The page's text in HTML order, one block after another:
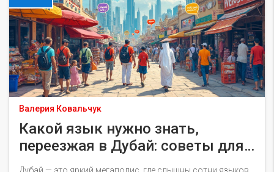
Валерия Ковальчук
Какой язык нужно знать,
переезжая в Дубай: советы для
туристов и жителей
Дубай — это яркий мегаполис, где слышны сотни языков.